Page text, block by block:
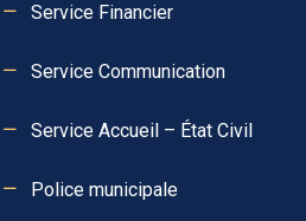
Service Financier
Service Communication
Service Accueil – État Civil
Police municipale